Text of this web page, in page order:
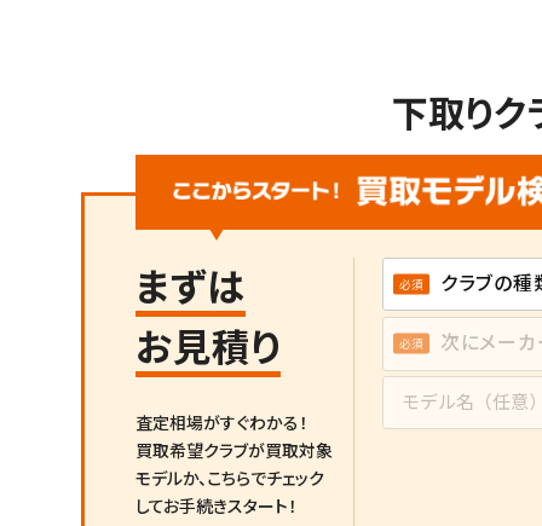
下取りク
まずは
お見積り
査定相場がすぐわかる！
買取希望クラブが買取対象
モデルか、 こちらでチェック
してお手続きスタート！